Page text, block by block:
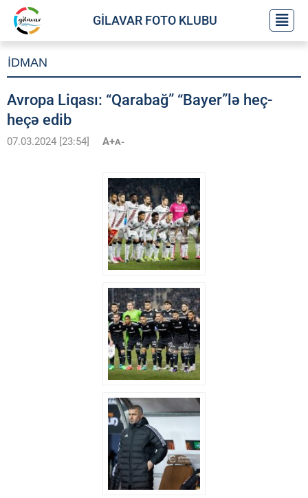
GİLAVAR FOTO KLUBU
İDMAN
Avropa Liqası: “Qarabağ” “Bayer”lə heç-
heçə edib
07.03.2024 [23:54] A+A-